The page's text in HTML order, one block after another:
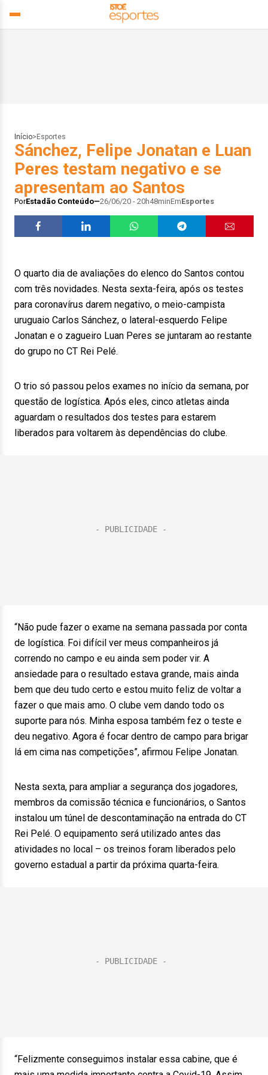
Início> Esportes
Sánchez, Felipe Jonatan e Luan
Peres testam negativo e se
apresentam ao Santos
PorEstadão Conteúdo 26/06/20 - 20h48minEmEsportes
O quarto dia de avaliações do elenco do Santos contou
com três novidades. Nesta sexta-feira, após os testes
para coronavírus darem negativo, o meio-campista
uruguaio Carlos Sánchez, o lateral-esquerdo Felipe
Jonatan e o zagueiro Luan Peres se juntaram ao restante
do grupo no CT Rei Pelé.
O trio só passou pelos exames no início da semana, por
questão de logística. Após eles, cinco atletas ainda
aguardam o resultados dos testes para estarem
liberados para voltarem às dependências do clube.
“Não pude fazer o exame na semana passada por conta
de logística. Foi difícil ver meus companheiros já
correndo no campo e eu ainda sem poder vir. A
ansiedade para o resultado estava grande, mais ainda
bem que deu tudo certo e estou muito feliz de voltar a
fazer o que mais amo. O clube vem dando todo os
suporte para nós. Minha esposa também fez o teste e
deu negativo. Agora é focar dentro de campo para brigar
lá em cima nas competições”, afirmou Felipe Jonatan.
Nesta sexta, para ampliar a segurança dos jogadores,
membros da comissão técnica e funcionários, o Santos
instalou um túnel de descontaminação na entrada do CT
Rei Pelé. O equipamento será utilizado antes das
atividades no local – os treinos foram liberados pelo
governo estadual a partir da próxima quarta-feira.
“Felizmente conseguimos instalar essa cabine, que é